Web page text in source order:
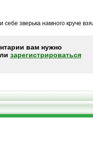
себе зверька намного круче
вам нужно
зарегистрироваться